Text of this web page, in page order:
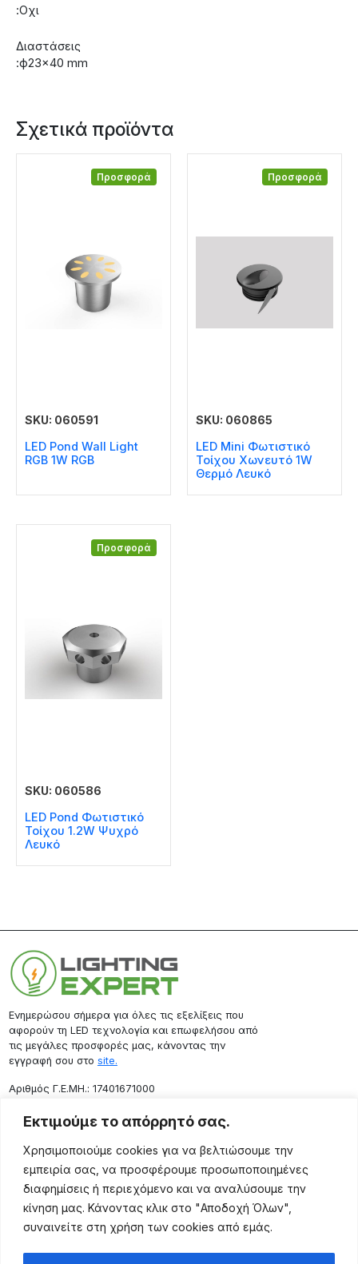
Εκτιμούμε το απόρρητό σας.
Χρησιμοποιούμε cookies για να βελτιώσουμε την
εμπειρία σας, να προσφέρουμε προσωποποιημένες
διαφημίσεις ή περιεχόμενο και να αναλύσουμε την
κίνηση μας. Κάνοντας κλικ στο "Αποδοχή Όλων",
συναινείτε στη χρήση των cookies από εμάς.
:Οχι
Διαστάσεις
:ф23×40 mm
Σχετικά προϊόντα
Προσφορά
SKU: 060591
LED Pond Wall Light
RGB 1W RGB
Προσφορά
SKU: 060865
LED Mini Φωτιστικό
Τοίχου Χωνευτό 1W
Θερμό Λευκό
Προσφορά
SKU: 060586
LED Pond Φωτιστικό
Τοίχου 1.2W Ψυχρό
Λευκό
Ενημερώσου σήμερα για όλες τις εξελίξεις που
αφορούν τη LED τεχνολογία και επωφελήσου από
τις μεγάλες προσφορές μας, κάνοντας την
εγγραφή σου στο site.
Aριθμός Γ.Ε.ΜΗ.: 17401671000
Επικοινωνία
Ρόδου 133, Αθήνα 10443
(+30) 211 725 5427
sales@lightingexpert.gr
Χρήσιμες Σελίδες